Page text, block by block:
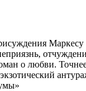
о любви.